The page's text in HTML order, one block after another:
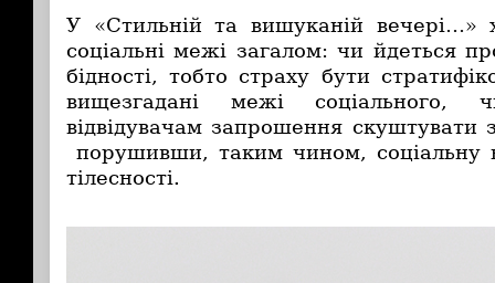
У «Стильній та вишуканій вечері…»
соціальні межі загалом: чи йдеться
бідності, тобто страху бути
вищезгадані межі соціального,
відвідувачам запрошення скуштувати
порушивши, таким чином, соціальну
тілесності.